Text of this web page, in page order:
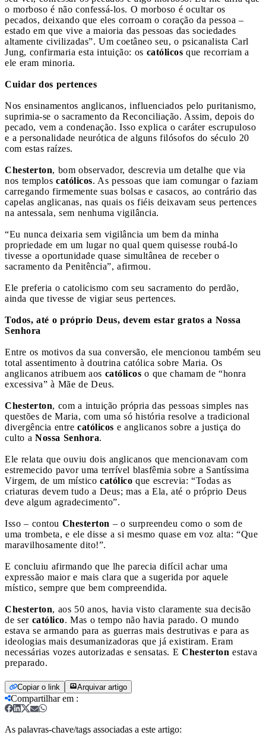
o morboso é não confessá-los. O morboso é ocultar os
pecados, deixando que eles corroam o coração da pessoa –
estado em que vive a maioria das pessoas das sociedades
altamente civilizadas”. Um coetâneo seu, o psicanalista Carl
Jung, confirmaria esta intuição: os católicos que recorriam a
ele eram minoria.
Cuidar dos pertences
Nos ensinamentos anglicanos, influenciados pelo puritanismo,
suprimia-se o sacramento da Reconciliação. Assim, depois do
pecado, vem a condenação. Isso explica o caráter escrupuloso
e a personalidade neurótica de alguns filósofos do século 20
com estas raízes.
Chesterton, bom observador, descrevia um detalhe que via
nos templos católicos. As pessoas que iam comungar o faziam
carregando firmemente suas bolsas e casacos, ao contrário das
capelas anglicanas, nas quais os fiéis deixavam seus pertences
na antessala, sem nenhuma vigilância.
“Eu nunca deixaria sem vigilância um bem da minha
propriedade em um lugar no qual quem quisesse roubá-lo
tivesse a oportunidade quase simultânea de receber o
sacramento da Penitência”, afirmou.
Ele preferia o catolicismo com seu sacramento do perdão,
ainda que tivesse de vigiar seus pertences.
Todos, até o próprio Deus, devem estar gratos a Nossa
Senhora
Entre os motivos da sua conversão, ele mencionou também seu
total assentimento à doutrina católica sobre Maria. Os
anglicanos atribuem aos católicos o que chamam de “honra
excessiva” à Mãe de Deus.
Chesterton, com a intuição própria das pessoas simples nas
questões de Maria, com uma só história resolve a tradicional
divergência entre católicos e anglicanos sobre a justiça do
culto a Nossa Senhora.
Ele relata que ouviu dois anglicanos que mencionavam com
estremecido pavor uma terrível blasfêmia sobre a Santíssima
Virgem, de um místico católico que escrevia: “Todas as
criaturas devem tudo a Deus; mas a Ela, até o próprio Deus
deve algum agradecimento”.
Isso – contou Chesterton – o surpreendeu como o som de
uma trombeta, e ele disse a si mesmo quase em voz alta: “Que
maravilhosamente dito!”.
E concluiu afirmando que lhe parecia difícil achar uma
expressão maior e mais clara que a sugerida por aquele
místico, sempre que bem compreendida.
Chesterton, aos 50 anos, havia visto claramente sua decisão
de ser católico. Mas o tempo não havia parado. O mundo
estava se armando para as guerras mais destrutivas e para as
ideologias mais desumanizadoras que já existiram. Eram
necessárias vozes autorizadas e sensatas. E Chesterton estava
preparado.
Copiar o link Arquivar artigo
Compartilhar em :
As palavras-chave/tags associadas a este artigo: